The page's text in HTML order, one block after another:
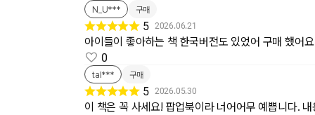
N_U*** 구매
5 2026.06.21
아이들이 좋아하는 책 한국버전도 있었어 구매 했어요
0
tal*** 구매
5 2026.05.30
이 책은 꼭 사세요! 팝업북이라 너어어무 예쁩니다.